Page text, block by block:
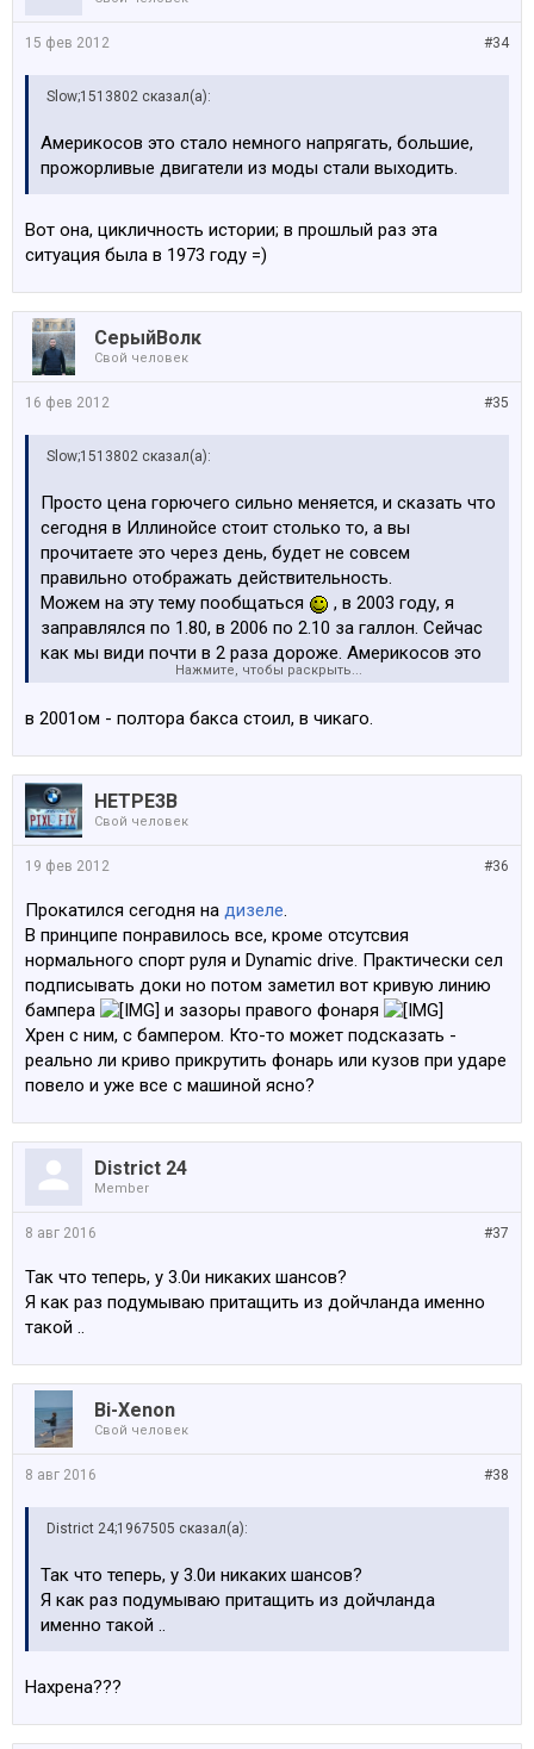
#34
15 фев 2012
Slow;1513802 сказал(а):
Америкосов это стало немного напрягать, большие,
прожорливые двигатели из моды стали выходить.
Вот она, цикличность истории; в прошлый раз эта
ситуация была в 1973 году =)
СерыйВолк
Свой человек
#35
16 фев 2012
Slow;1513802 сказал(а):
Просто цена горючего сильно меняется, и сказать что
сегодня в Иллинойсе стоит столько то, а вы
прочитаете это через день, будет не совсем
правильно отображать действительность.
Можем на эту тему пообщаться
, в 2003 году, я
заправлялся по 1.80, в 2006 по 2.10 за галлон. Сейчас
как мы види почти в 2 раза дороже. Америкосов это
стало немного напрягать, большие, прожорливые
Нажмите, чтобы раскрыть...
в 2001ом - полтора бакса стоил, в чикаго.
HETPE3B
Свой человек
#36
19 фев 2012
Прокатился сегодня на дизеле.
В принципе понравилось все, кроме отсутсвия
нормального спорт руля и Dynamic drive. Практически сел
подписывать доки но потом заметил вот кривую линию
бампера
и зазоры правого фонаря
Хрен с ним, с бампером. Кто-то может подсказать -
реально ли криво прикрутить фонарь или кузов при ударе
повело и уже все с машиной ясно?
District 24
Member
#37
8 авг 2016
Так что теперь, у 3.0и никаких шансов?
Я как раз подумываю притащить из дойчланда именно
такой ..
Bi-Xenon
Свой человек
#38
8 авг 2016
District 24;1967505 сказал(а):
Так что теперь, у 3.0и никаких шансов?
Я как раз подумываю притащить из дойчланда
именно такой ..
Нахрена???